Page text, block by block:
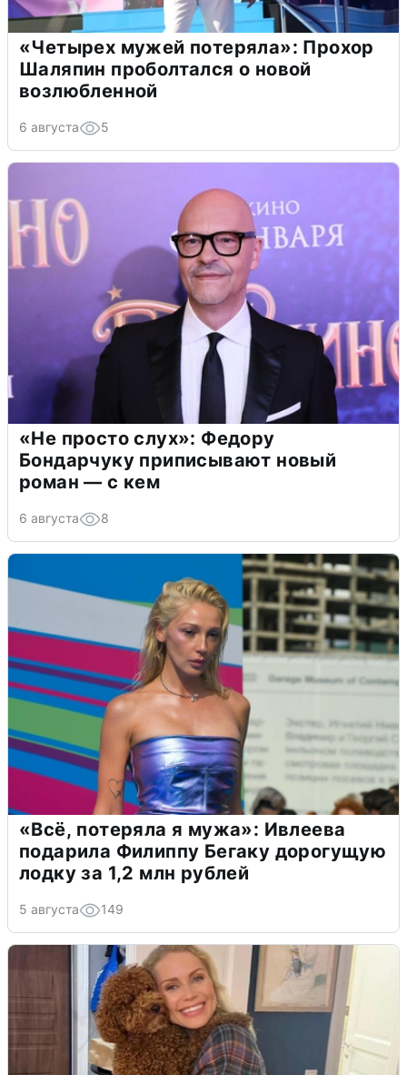
«Четырех мужей потеряла»: Прохор
Шаляпин проболтался о новой
возлюбленной
6 августа 5
«Не просто слух»: Федору
Бондарчуку приписывают новый
роман — с кем
6 августа 8
«Всё, потеряла я мужа»: Ивлеева
подарила Филиппу Бегаку дорогущую
лодку за 1,2 млн рублей
5 августа 149